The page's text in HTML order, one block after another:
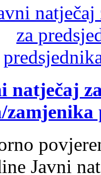
natječaj
Javni